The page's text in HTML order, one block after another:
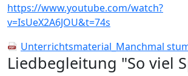
https://www.youtube.com/watch?
v=IsUeX2A6JOU&t=74s
Unterrichtsmaterial_Manchmal
Liedbegleitung "So viel